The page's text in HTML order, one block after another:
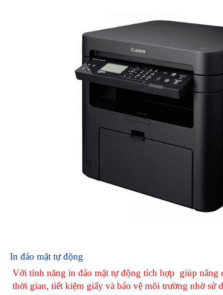
In đảo mặt tự động
Với tính năng in đảo mặt tự động tích hợp giúp nâng
thời gian, tiết kiệm giấy và bảo vệ môi trường nhờ sử